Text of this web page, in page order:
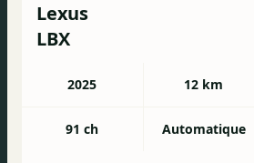
Lexus
LBX
2025 12 km
91 ch Automatique